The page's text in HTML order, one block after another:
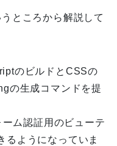
ところから解説して
のビルドとCSSの
の生成コマンドを提
ム認証用のビューテ
るようになっていま